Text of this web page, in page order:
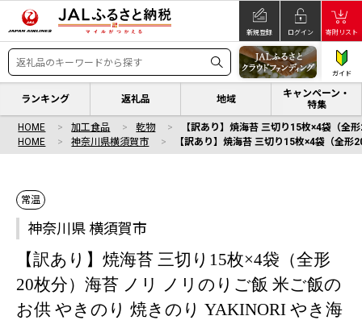
新規登録 ログイン 寄附リスト
ガイド
ランキング 返礼品 地域
キャンペーン・
特集
HOME 加工食品 乾物
【訳あり】焼海苔 三切り15枚×4袋（全
HOME
神奈川県横須賀市 【訳あり】焼海苔 三切り15枚×4袋（全
常温
神奈川県 横須賀市
【訳あり】焼海苔 三切り15枚×4袋（全形
20枚分）海苔 ノリ ノリのりご飯 米ご飯の
お供 やきのり 焼きのり YAKINORI やき海